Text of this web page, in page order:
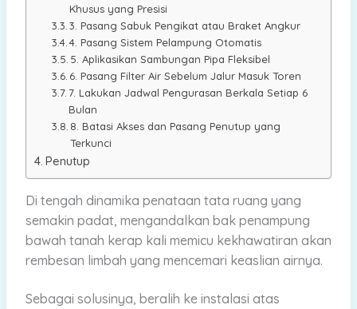
Khusus yang Presisi
3. Pasang Sabuk Pengikat atau Braket Angkur
4. Pasang Sistem Pelampung Otomatis
5. Aplikasikan Sambungan Pipa Fleksibel
6. Pasang Filter Air Sebelum Jalur Masuk Toren
7. Lakukan Jadwal Pengurasan Berkala Setiap 6
Bulan
8. Batasi Akses dan Pasang Penutup yang
Terkunci
Penutup
Di tengah dinamika penataan tata ruang yang
semakin padat, mengandalkan bak penampung
bawah tanah kerap kali memicu kekhawatiran akan
rembesan limbah yang mencemari keaslian airnya.
Sebagai solusinya, beralih ke instalasi atas